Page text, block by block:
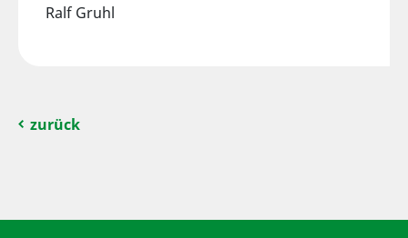
Ralf Gruhl
zurück